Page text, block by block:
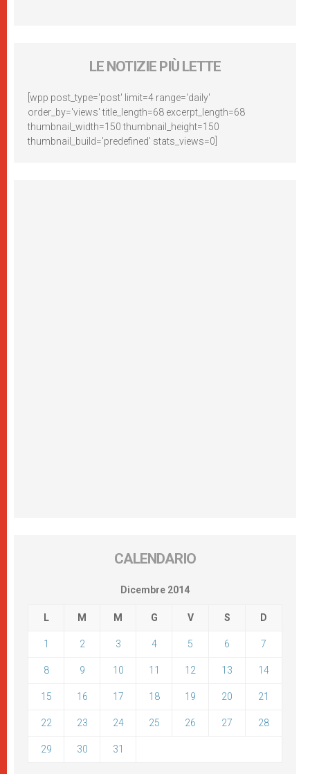
LE NOTIZIE PIÙ LETTE
[wpp post_type='post' limit=4 range='daily'
order_by='views' title_length=68 excerpt_length=68
thumbnail_width=150 thumbnail_height=150
thumbnail_build='predefined' stats_views=0]
CALENDARIO
Dicembre 2014
L M M G V S D
1 2 3 4 5 6 7
8 9 10 11 12 13 14
15 16 17 18 19 20 21
22 23 24 25 26 27 28
29 30 31